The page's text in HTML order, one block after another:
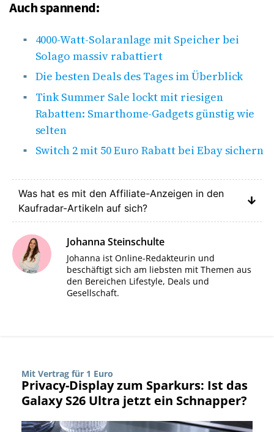
Auch spannend:
4000-Watt-Solaranlage mit Speicher bei
Solago massiv rabattiert
Die besten Deals des Tages im Überblick
Tink Summer Sale lockt mit riesigen
Rabatten: Smarthome-Gadgets günstig wie
selten
Switch 2 mit 50 Euro Rabatt bei Ebay sichern
Was hat es mit den Affiliate-Anzeigen in den
Kaufradar-Artikeln auf sich?
Johanna Steinschulte
Johanna ist Online-Redakteurin und
beschäftigt sich am liebsten mit Themen aus
den Bereichen Lifestyle, Deals und
Gesellschaft.
Mit Vertrag für 1 Euro
Privacy-Display zum Sparkurs: Ist das
Galaxy S26 Ultra jetzt ein Schnapper?